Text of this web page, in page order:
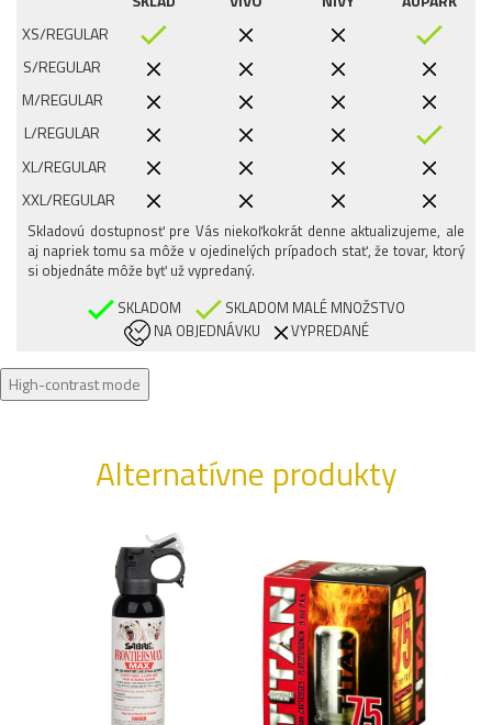
XS/REGULAR
S/REGULAR
M/REGULAR
L/REGULAR
XL/REGULAR
XXL/REGULAR
Skladovú dostupnosť pre Vás niekoľkokrát denne aktualizujeme, ale
aj napriek tomu sa môže v ojedinelých prípadoch stať, že tovar, ktorý
si objednáte môže byť už vypredaný.
SKLADOM
SKLADOM MALÉ MNOŽSTVO
NA OBJEDNÁVKU
VYPREDANÉ
High-contrast mode
Alternatívne produkty